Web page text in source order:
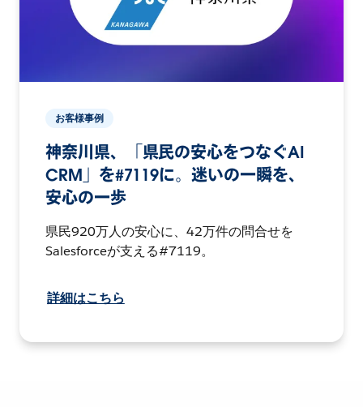
お客様事例
神奈川県、「県民の安心をつなぐAI
CRM」を#7119に。迷いの一瞬を、
安心の一歩
県民920万人の安心に、42万件の問合せを
Salesforceが支える#7119。
詳細はこちら